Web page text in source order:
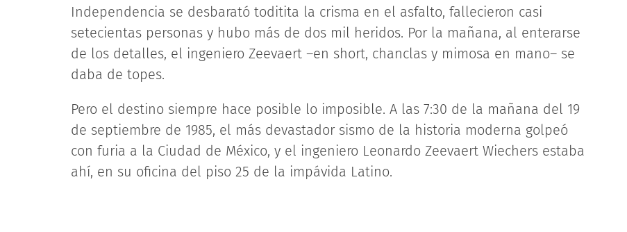
Independencia se desbarató toditita la crisma en el asfalto, fallecieron casi
setecientas personas y hubo más de dos mil heridos. Por la mañana, al enterarse
de los detalles, el ingeniero Zeevaert –en short, chanclas y mimosa en mano– se
daba de topes.
Pero el destino siempre hace posible lo imposible. A las 7:30 de la mañana del 19
de septiembre de 1985, el más devastador sismo de la historia moderna golpeó
con furia a la Ciudad de México, y el ingeniero Leonardo Zeevaert Wiechers estaba
ahí, en su oficina del piso 25 de la impávida Latino.